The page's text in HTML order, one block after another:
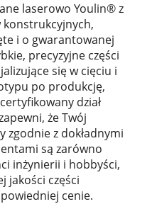
laserowo Youlin® z
konstrukcyjnych,
i o gwarantowanej
precyzyjne części
się w cięciu i
po produkcję,
dział
że Twój
z dokładnymi
są zarówno
inżynierii i hobbyści,
jakości części
cenie.